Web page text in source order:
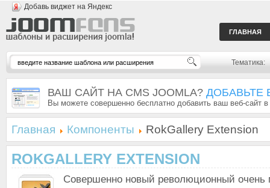
Добавь виджет на Яндекс
ГЛАВНАЯ
Тематика:
ВАШ САЙТ НА CMS JOOMLA? ДОБАВЬТЕ
Вы можете совершенно бесплатно добавить ваш веб-сайт
Главная Компоненты RokGallery Extension
ROKGALLERY EXTENSION
Совершенно новый революционный